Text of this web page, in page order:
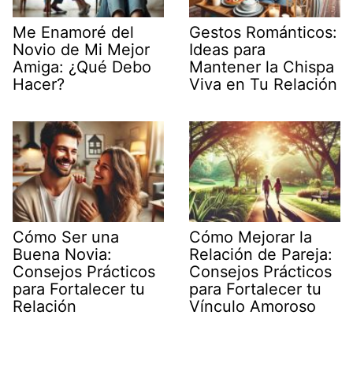
Me Enamoré del
Novio de Mi Mejor
Amiga: ¿Qué Debo
Hacer?
Gestos Románticos:
Ideas para
Mantener la Chispa
Viva en Tu Relación
Cómo Ser una
Buena Novia:
Consejos Prácticos
para Fortalecer tu
Relación
Cómo Mejorar la
Relación de Pareja:
Consejos Prácticos
para Fortalecer tu
Vínculo Amoroso